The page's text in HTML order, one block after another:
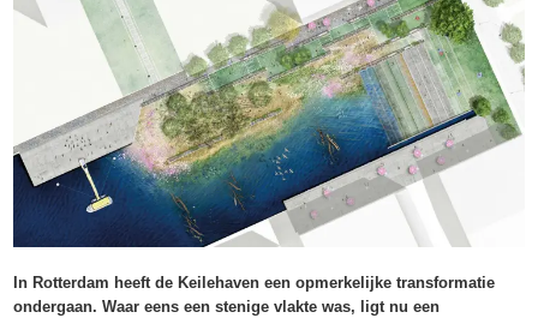
In Rotterdam heeft de Keilehaven een opmerkelijke transformatie
ondergaan. Waar eens een stenige vlakte was, ligt nu een